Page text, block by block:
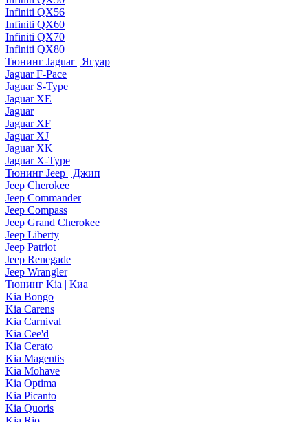
Infiniti QX56
Infiniti QX60
Infiniti QX70
Infiniti QX80
Тюнинг Jaguar | Ягуар
Jaguar F-Pace
Jaguar S-Type
Jaguar XE
Jaguar
Jaguar XF
Jaguar XJ
Jaguar XK
Jaguar X-Type
Тюнинг Jeep | Джип
Jeep Cherokee
Jeep Commander
Jeep Compass
Jeep Grand Cherokee
Jeep Liberty
Jeep Patriot
Jeep Renegade
Jeep Wrangler
Тюнинг Kia | Киа
Kia Bongo
Kia Carens
Kia Carnival
Kia Cee'd
Kia Cerato
Kia Magentis
Kia Mohave
Kia Optima
Kia Picanto
Kia Quoris